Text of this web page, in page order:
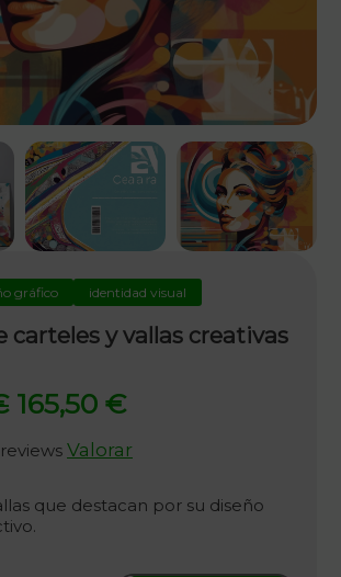
gráfico identidad visual
carteles y vallas creativas
El
precio
era:
331,00 €.
165,50 €El
precio
es:
Valorar
que destacan por su diseño